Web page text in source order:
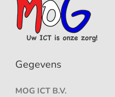
Gegevens
MOG ICT B.V.